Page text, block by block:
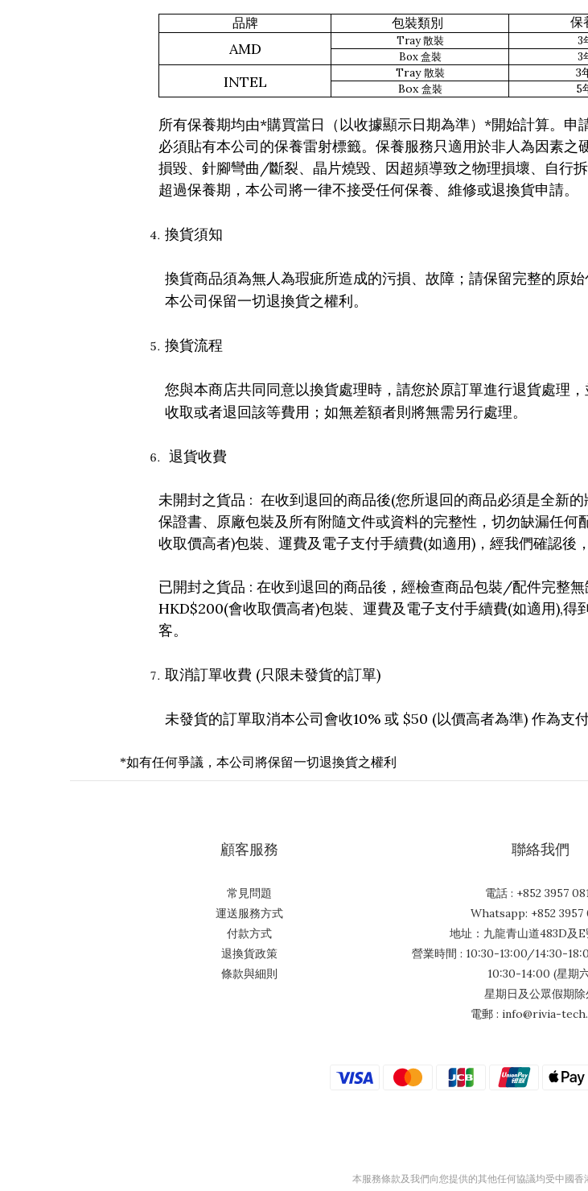
品牌 包裝類別 保
AMD Tray 散裝 3
Box 盒裝 3
INTEL Tray散裝 3
Box盒裝 5
所有保養期均由*購買當日（以收據顯示日期為準） *開始計算。申
必須貼有本公司的保養雷射標籤。保養服務只適用於非人為因素
損毀、針腳彎曲 /斷裂、晶片燒毀、因超頻導致之物理損壞、自行
超過保養期，本公司將一律不接受任何保養、維修或退換貨申請。
換貨須知
換貨商品須為無人為瑕疵所造成的污損、故障；請保留完整的原
本公司保留一切退換貨之權利。
換貨流程
您與本商店共同同意以換貨處理時，請您於原訂單進行退貨處理
收取或者退回該等費用；如無差額者則將無需另行處理。
退貨收費
未開封之貨品 : 在收到退回的商品後(您所退回的商品必須是全新
保證書、原廠包裝及所有附隨文件或資料的完整性，切勿缺漏任何
收取價高者)包裝、運費及電子支付手續費(如適用) ，經我們確認後
已開封之貨品 : 在收到退回的商品後，經檢查商品包裝 /配件完整無
HKD$200(會收取價高者)包裝、運費及電子支付手續費(如適用),得
客。
取消訂單收費 (只限未發貨的訂單)
未發貨的訂單取消本公司會收10% 或 $50 (以價高者為準) 作為支
*如有任何爭議 ， 本公司將保留一切退換貨之權利
顧客服務
常見問題
運送服務方式
付款方式
退換貨政策
條款與細則
聯絡我們
電話 : +852 3957
Whatsapp: +852 3957
地址：九龍青山道483D及E
營業時間 : 10:30-13:00/14:30-
10:30-14:00 (星期
星期日及公眾假期除
電郵 : info@rivia-
本服務條款及我們向您提供的其他任何協議均受中國